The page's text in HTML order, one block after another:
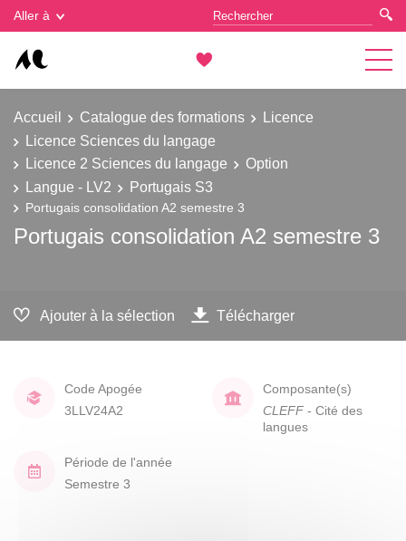
Aller à
Accueil Catalogue des formations
Licence
Licence Sciences du langage
Licence 2 Sciences du langage
Option
Langue - LV2
Portugais S3
Portugais consolidation A2 semestre 3
Portugais consolidation A2 semestre 3
Ajouter à la sélection Télécharger
Code Apogée
3LLV24A2
Composante(s)
CLEFF - Cité des
langues
Période de l'année
Semestre 3
Gestion des cookies